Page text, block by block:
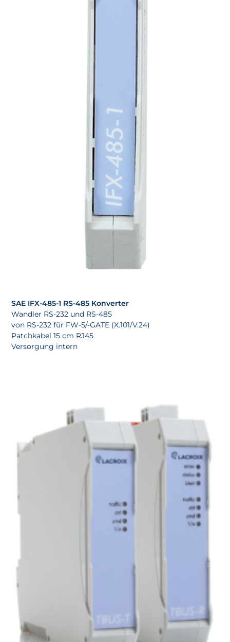
SAE IFX-485-1 RS-485 Konverter
Wandler RS-232 und RS-485
von RS-232 für FW-5/-GATE (X.101/V.24)
Patchkabel 15 cm RJ45
Versorgung intern